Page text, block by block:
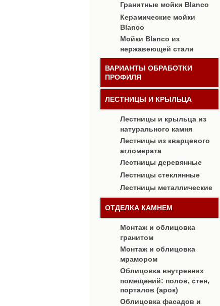
Гранитные мойки Blanco
Керамические мойки
Blanco
Мойки Blanco из
нержавеющей стали
ВАРИАНТЫ ОБРАБОТКИ
ПРОФИЛЯ
ЛЕСТНИЦЫ И КРЫЛЬЦА
Лестницы и крыльца из
натурального камня
Лестницы из кварцевого
агломерата
Лестницы деревянные
Лестницы стеклянные
Лестницы металлические
ОТДЕЛКА КАМНЕМ
Монтаж и облицовка
гранитом
Монтаж и облицовка
мрамором
Облицовка внутренних
помещений: полов, стен,
порталов (арок)
Облицовка фасадов и